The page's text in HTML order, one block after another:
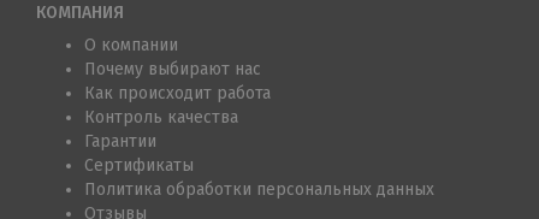
КОМПАНИЯ
О компании
Почему выбирают нас
Как происходит работа
Контроль качества
Гарантии
Сертификаты
Политика обработки персональных данных
Отзывы